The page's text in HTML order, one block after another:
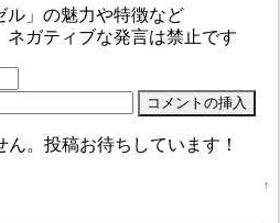
ル」の魅力や特徴など
ガティブな発言は禁止です
。投稿お待ちしています！
↑